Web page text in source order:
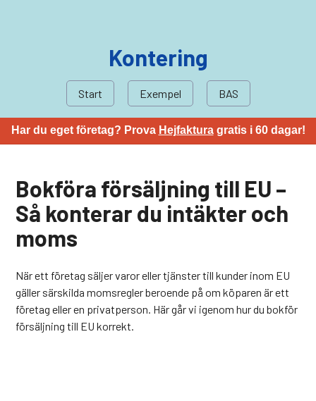
Kontering
Start Exempel BAS
Har du eget företag? Prova Hejfakturagratis i 60 dagar!
Bokföra försäljning till EU –
Så konterar du intäkter och
moms
När ett företag säljer varor eller tjänster till kunder inom EU
gäller särskilda momsregler beroende på om köparen är ett
företag eller en privatperson. Här går vi igenom hur du bokför
försäljning till EU korrekt.